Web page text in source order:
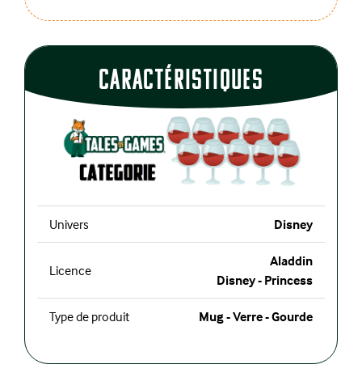
CaractÉristiques
Univers Disney
Licence
Aladdin
Disney - Princess
Type de produit Mug - Verre - Gourde